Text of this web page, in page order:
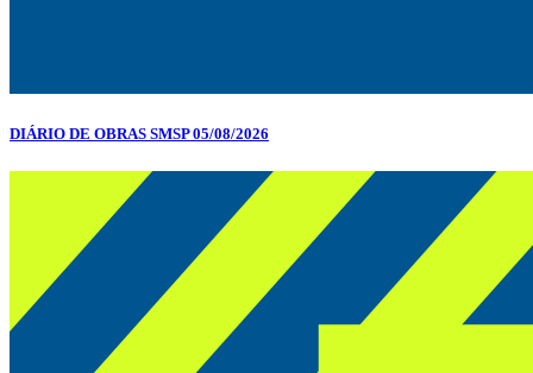
DIÁRIO DE OBRAS SMSP 05/08/2026